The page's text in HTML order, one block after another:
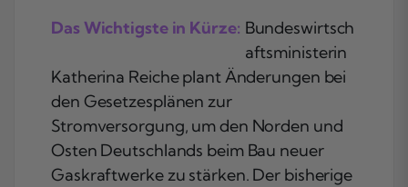
Das Wichtigste in Kürze: Bundeswirtsch
aftsministerin
Katherina Reiche plant Änderungen bei
den Gesetzesplänen zur
Stromversorgung, um den Norden und
Osten Deutschlands beim Bau neuer
Gaskraftwerke zu stärken. Der bisherige